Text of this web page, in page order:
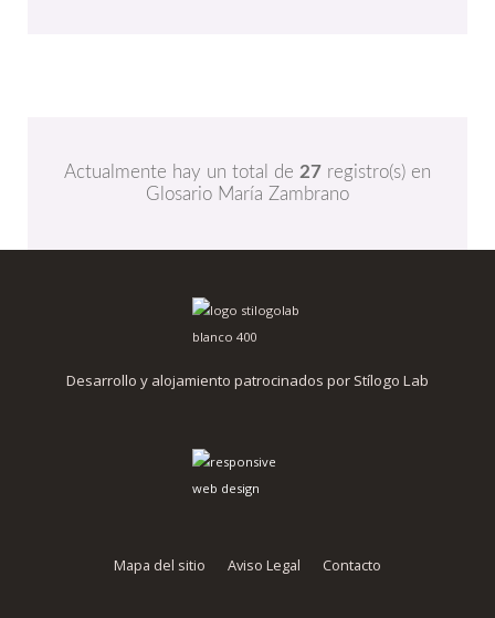
Actualmente hay un total de 27 registro(s) en
Glosario María Zambrano
Desarrollo y alojamiento patrocinados por Stílogo Lab
Mapa del sitio Aviso Legal Contacto